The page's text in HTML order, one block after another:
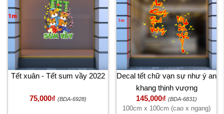
Tết xuân - Tết sum vầy 2022
75,000₫ (BDA-6928)
Decal tết chữ vạn sự như ý an
khang thịnh vượng
145,000₫ (BDA-6831)
100cm x 100cm (cao x ngang)